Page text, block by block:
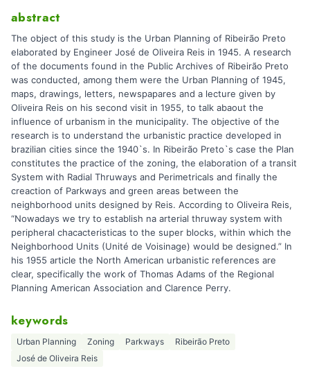
abstract
The object of this study is the Urban Planning of Ribeirão Preto
elaborated by Engineer José de Oliveira Reis in 1945. A research
of the documents found in the Public Archives of Ribeirão Preto
was conducted, among them were the Urban Planning of 1945,
maps, drawings, letters, newspapares and a lecture given by
Oliveira Reis on his second visit in 1955, to talk abaout the
influence of urbanism in the municipality. The objective of the
research is to understand the urbanistic practice developed in
brazilian cities since the 1940`s. In Ribeirão Preto`s case the Plan
constitutes the practice of the zoning, the elaboration of a transit
System with Radial Thruways and Perimetricals and finally the
creaction of Parkways and green areas between the
neighborhood units designed by Reis. According to Oliveira Reis,
“Nowadays we try to establish na arterial thruway system with
peripheral chacacteristicas to the super blocks, within which the
Neighborhood Units (Unité de Voisinage) would be designed.” In
his 1955 article the North American urbanistic references are
clear, specifically the work of Thomas Adams of the Regional
Planning American Association and Clarence Perry.
keywords
Urban Planning Zoning Parkways
Ribeirão Preto
José de Oliveira Reis